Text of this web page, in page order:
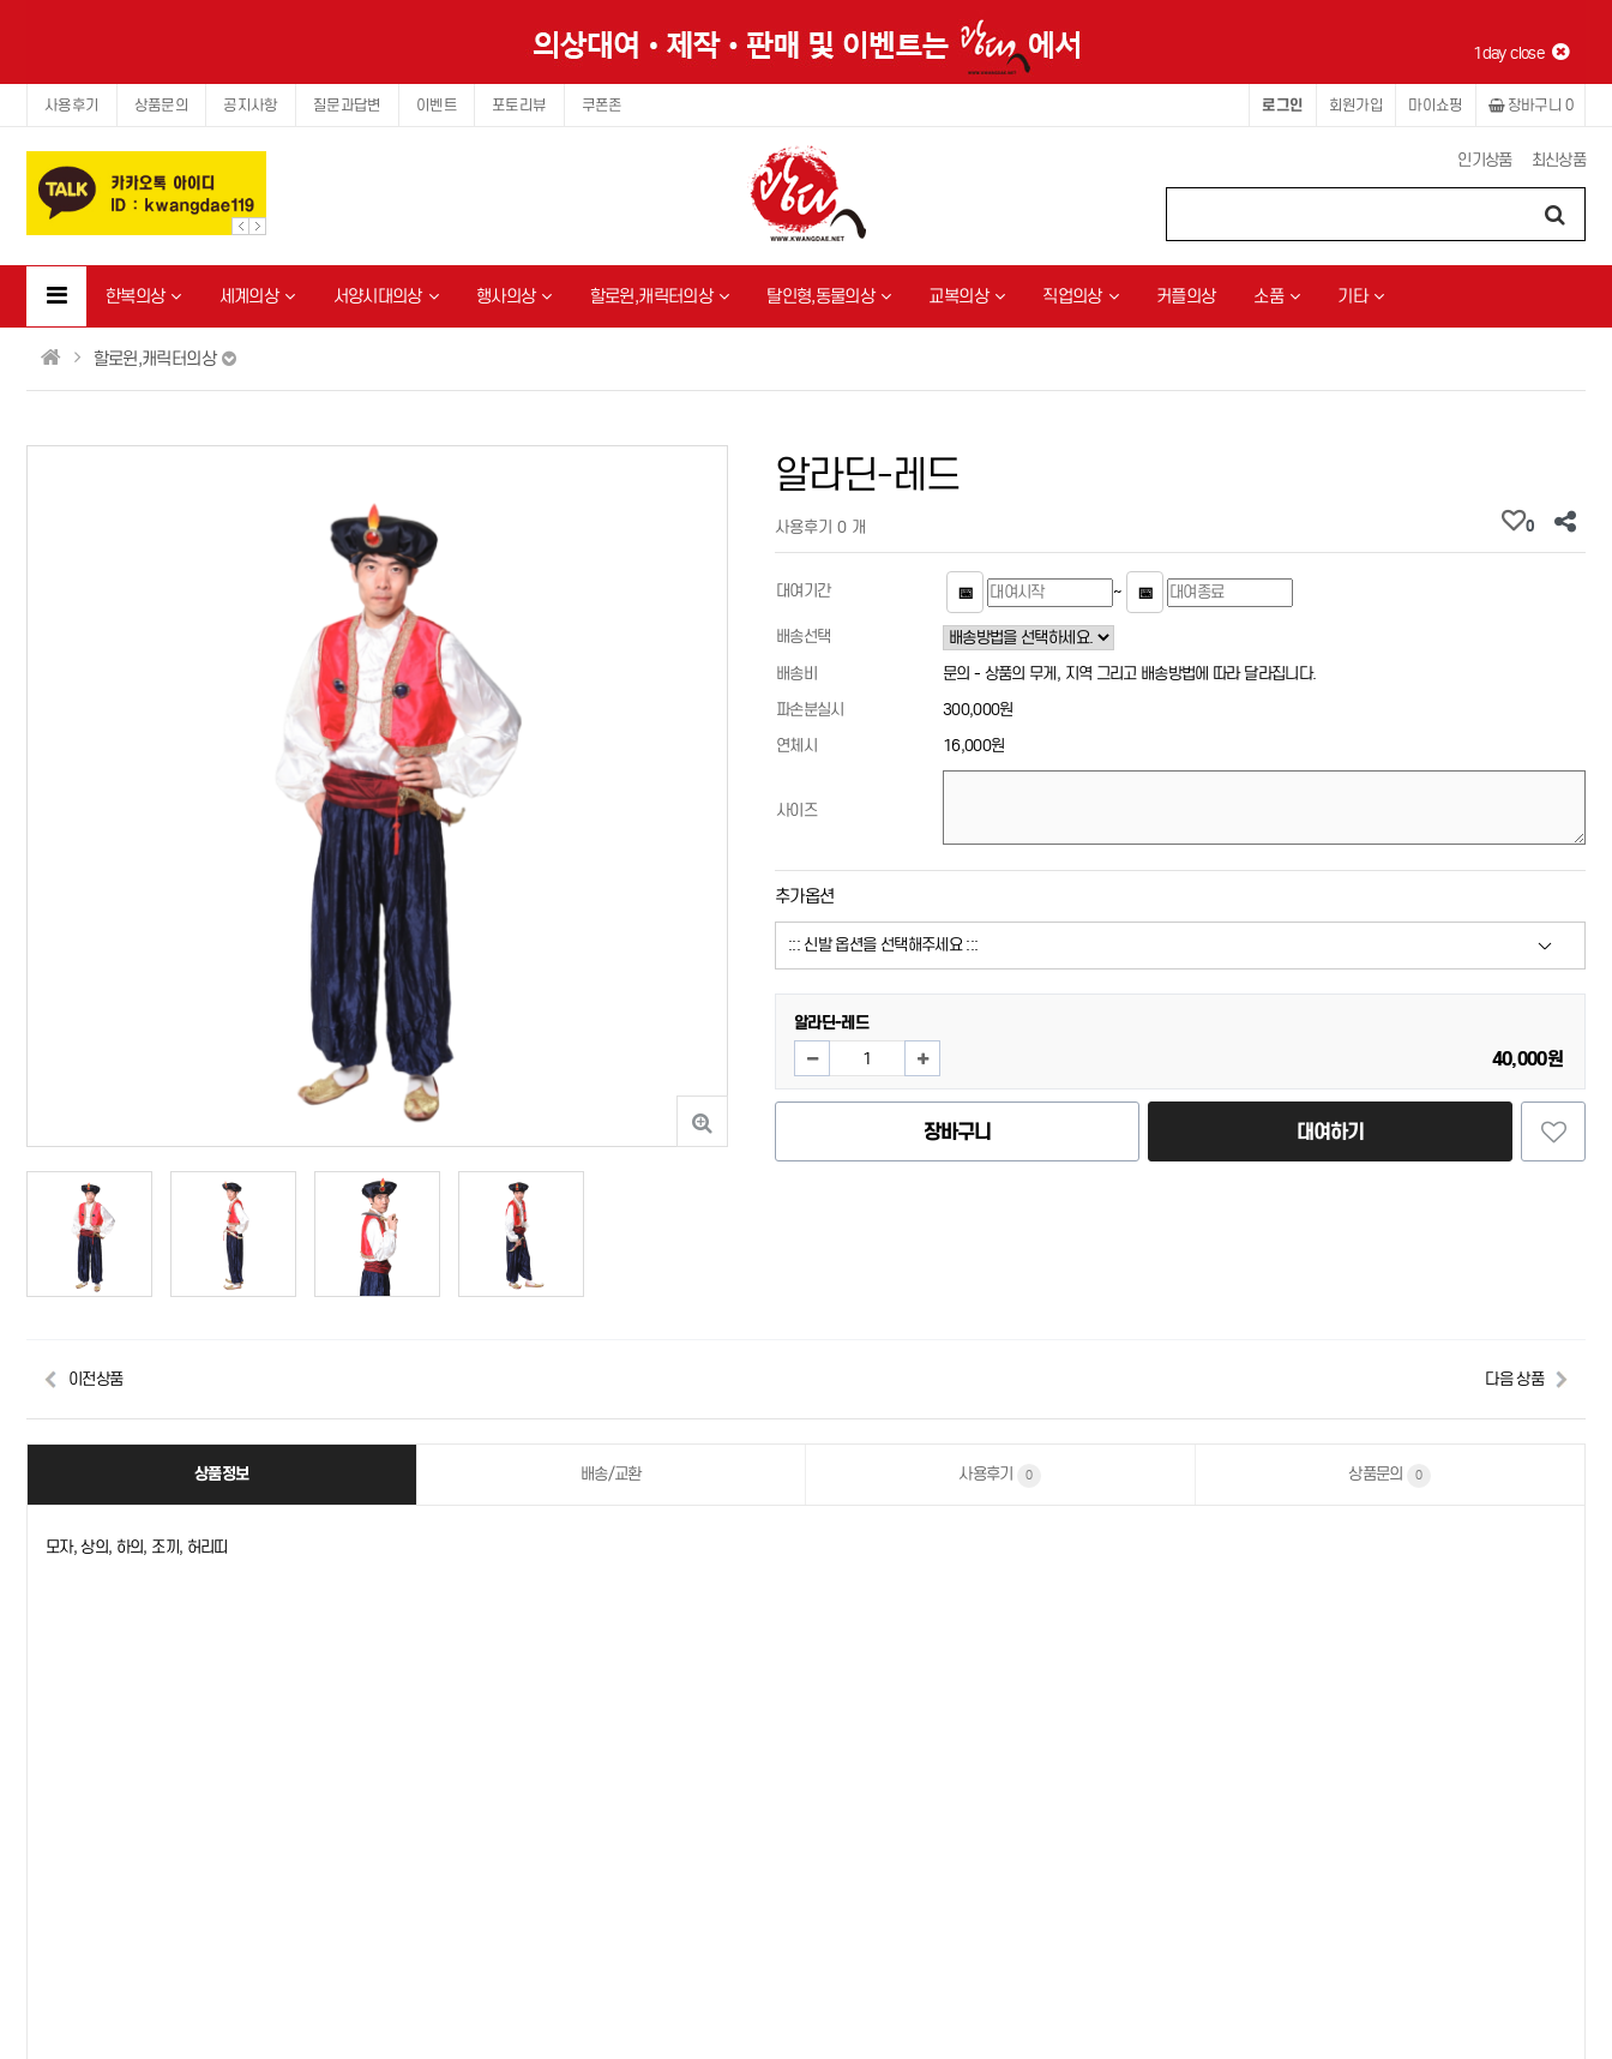
1day close
사용후기 상품문의 공지사항 질문과답변 이벤트 포토리뷰 쿠폰존 장바구니 0
마이쇼핑
회원가입
로그인
최신상품
인기상품
한복의상 세계의상 서양시대의상 행사의상 할로윈,캐릭터의상 탈인형,동물의상 교복의상 직업의상 커플의상 소품 기타
할로윈,캐릭터의상
알라딘-레드
사용후기 0 개 0
대여기간 📅 ~ 📅
배송선택
배송비
문의 - 상품의 무게, 지역 그리고 배송방법에 따라 달라집니다.
파손분실시
300,000원
연체시
16,000원
사이즈
추가옵션
알라딘-레드
40,000원
장바구니 대여하기
이전상품 다음 상품
상품정보 배송/교환 사용후기 0 상품문의 0
모자, 상의, 하의, 조끼, 허리띠